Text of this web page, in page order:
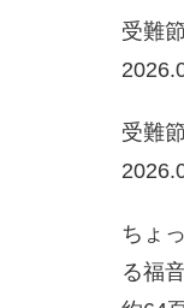
受難
受難
ちょ
る福